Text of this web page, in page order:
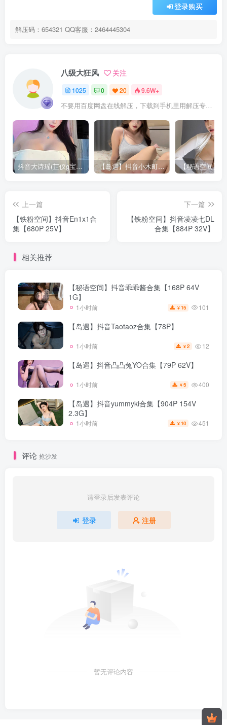
登录购买
解压码：654321 QQ客服：2464445304
八级大狂风 关注
1025 0 20 9.6W+
不要用百度网盘在线解压，下载到手机里用解压专家APP解压，站内置顶文章有解压教程
抖音大诗瑶(芷仪g宝)视频资源合集下载 [12G] 【岛遇】抖音小木町合集【15P 20V】
上一篇
【铁粉空间】抖音En1x1合
集【680P 25V】
下一篇
【铁粉空间】抖音凌凌七DL
合集【884P 32V】
相关推荐
【秘语空间】抖音乖乖酱合集【168P 64V
1G】
1小时前 ¥ 15 101
【岛遇】抖音Taotaoz合集【78P】
1小时前 ¥2 12
【岛遇】抖音凸凸兔YO合集【79P 62V】
1小时前 ¥5 400
【岛遇】抖音yummyki合集【904P 154V
2.3G】
1小时前 ¥ 10 451
评论 抢沙发
请登录后发表评论
登录 注册
暂无评论内容